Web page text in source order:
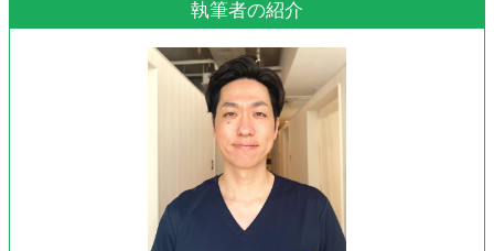
執筆者の紹介